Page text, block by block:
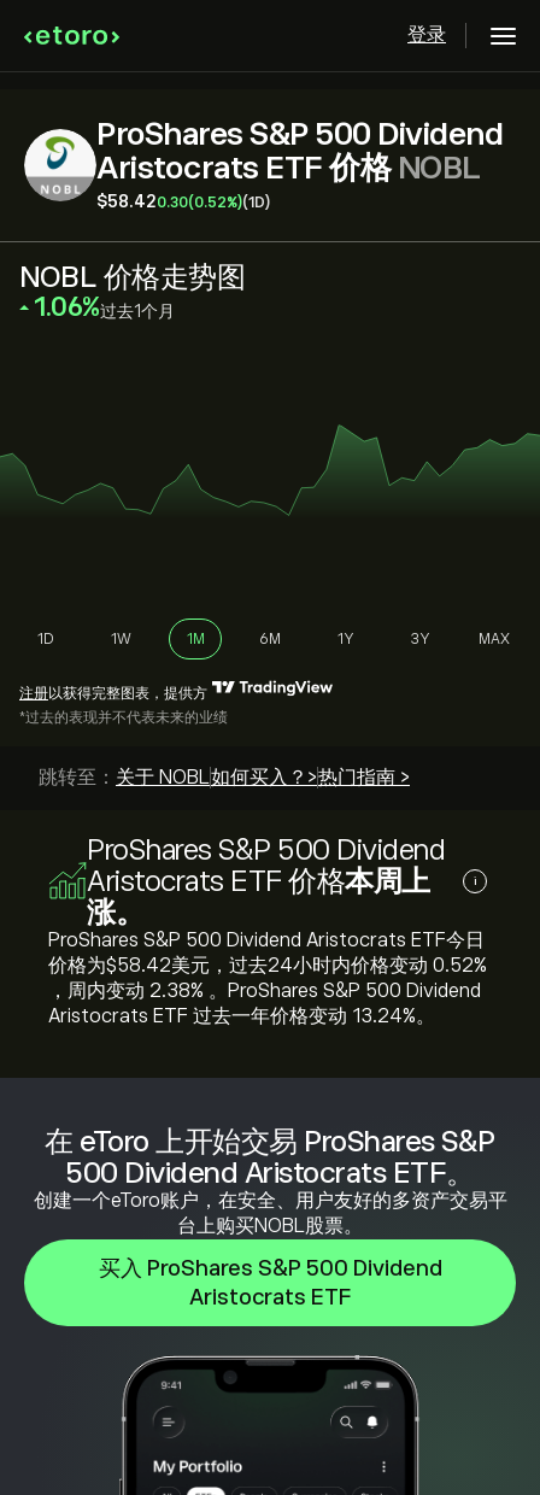
登录
ProShares S&P 500 Dividend
Aristocrats ETF 价格NOBL
‎$‎58.420.30(0.52%)(1D)
在 eToro 上开始交易 ProShares S&P
500 Dividend Aristocrats ETF。
创建一个eToro账户，在安全、用户友好的多资产交易平
台上购买NOBL股票。
买入 ProShares S&P 500 Dividend
Aristocrats ETF
NOBL 价格走势图
‎1.06‎ 过去1个月
1D 1W 1M 6M 1Y 3Y MAX
注册以获得完整图表，提供方
*过去的表现并不代表未来的业绩
跳转至： 关于 NOBL如何买入？>热门指南 >
ProShares S&P 500 Dividend
Aristocrats ETF 价格本周上
涨。
i
ProShares S&P 500 Dividend Aristocrats ETF今日
价格为‎$‎58.42美元，过去24小时内价格变动 ‎0.52‎%
，周内变动 ‎2.38‎% 。ProShares S&P 500 Dividend
Aristocrats ETF 过去一年价格变动 ‎13.24‎%。